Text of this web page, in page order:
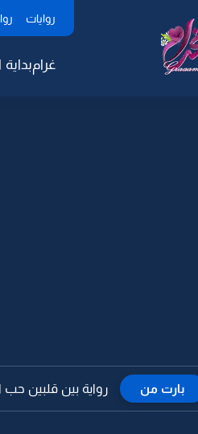
روايات
غرامبداية
بارت من رواية بين قلبين حب